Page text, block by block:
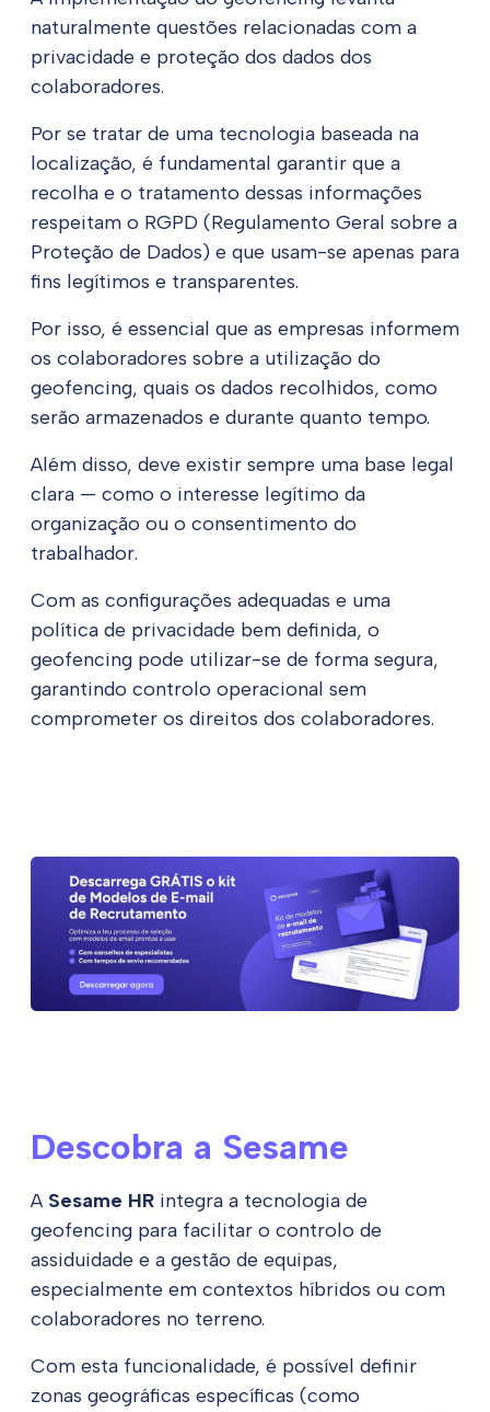
naturalmente questões relacionadas com a
privacidade e proteção dos dados dos
colaboradores.
Por se tratar de uma tecnologia baseada na
localização, é fundamental garantir que a
recolha e o tratamento dessas informações
respeitam o RGPD (Regulamento Geral sobre a
Proteção de Dados) e que usam-se apenas para
fins legítimos e transparentes.
Por isso, é essencial que as empresas informem
os colaboradores sobre a utilização do
geofencing, quais os dados recolhidos, como
serão armazenados e durante quanto tempo.
Além disso, deve existir sempre uma base legal
clara — como o interesse legítimo da
organização ou o consentimento do
trabalhador.
Com as configurações adequadas e uma
política de privacidade bem definida, o
geofencing pode utilizar-se de forma segura,
garantindo controlo operacional sem
comprometer os direitos dos colaboradores.
Descobra a Sesame
A Sesame HR integra a tecnologia de
geofencing para facilitar o controlo de
assiduidade e a gestão de equipas,
especialmente em contextos híbridos ou com
colaboradores no terreno.
Com esta funcionalidade, é possível definir
zonas geográficas específicas (como